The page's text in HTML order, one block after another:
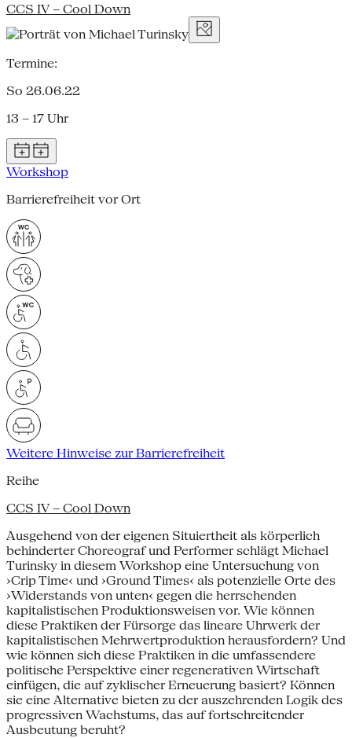
CCS IV – Cool Down
Termine:
So 26.06.22
13 – 17 Uhr
Workshop
Barrierefreiheit vor Ort
Weitere Hinweise zur Barrierefreiheit
Reihe
CCS IV – Cool Down
Ausgehend von der eigenen Situiertheit als körperlich
behinderter Choreograf und Performer schlägt Michael
Turinsky in diesem Workshop eine Untersuchung von
›Crip Time‹ und ›Ground Times‹ als potenzielle Orte des
›Widerstands von unten‹ gegen die herrschenden
kapitalistischen Produktionsweisen vor. Wie können
diese Praktiken der Fürsorge das lineare Uhrwerk der
kapitalistischen Mehrwertproduktion herausfordern? Und
wie können sich diese Praktiken in die umfassendere
politische Per­spektive einer regenerativen Wirtschaft
einfügen, die auf zykli­scher Erneuerung basiert? Können
sie eine Alternative bieten zu der auszehrenden Logik des
progressiven Wachstums, das auf fortschreitender
Ausbeutung beruht?